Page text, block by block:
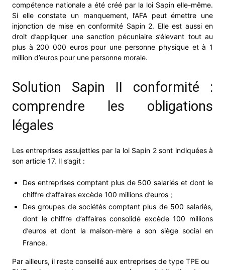
compétence nationale a été créé par la loi Sapin elle-même.
Si elle constate un manquement, l’AFA peut émettre une
injonction de mise en conformité Sapin 2. Elle est aussi en
droit d’appliquer une sanction pécuniaire s’élevant tout au
plus à 200 000 euros pour une personne physique et à 1
million d’euros pour une personne morale.
Solution Sapin II conformité :
comprendre les obligations
légales
Les entreprises assujetties par la loi Sapin 2 sont indiquées à
son article 17. Il s’agit :
Des entreprises comptant plus de 500 salariés et dont le
chiffre d’affaires excède 100 millions d’euros ;
Des groupes de sociétés comptant plus de 500 salariés,
dont le chiffre d’affaires consolidé excède 100 millions
d’euros et dont la maison-mère a son siège social en
France.
Par ailleurs, il reste conseillé aux entreprises de type TPE ou